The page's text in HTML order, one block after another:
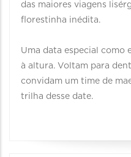
das maiores viagens
florestinha inédita.
Uma data especial como
à altura. Voltam para
convidam um time de
trilha desse date.